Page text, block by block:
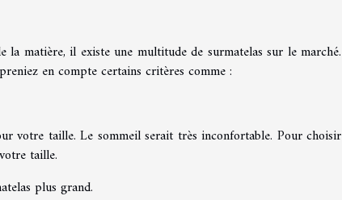
matière, il existe une multitude de surmatelas sur le marché.
en compte certains critères comme :
votre taille. Le sommeil serait très inconfortable. Pour choisir
taille.
plus grand.